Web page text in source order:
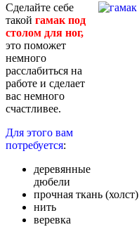
Сделайте себе
такой гамак под
столом для ног,
это поможет
немного
расслабиться на
работе и сделает
вас немного
счастливее.
Для этого вам
потребуется:
деревянные
дюбели
прочная ткань (холст)
нить
веревка